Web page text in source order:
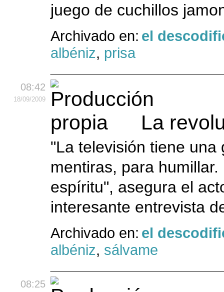
juego de cuchillos
Archivado en: el
albéniz, prisa
08:42
18/09/2009
La
"La televisión tiene
mentiras, para
espíritu", asegura el
interesante entrevista
Archivado en: el
albéniz, sálvame
08:25